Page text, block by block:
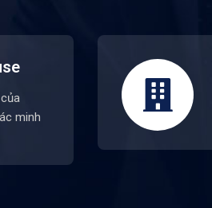
minh